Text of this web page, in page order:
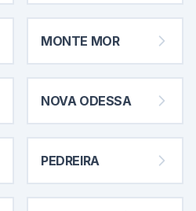
MONTE MOR
NOVA ODESSA
PEDREIRA